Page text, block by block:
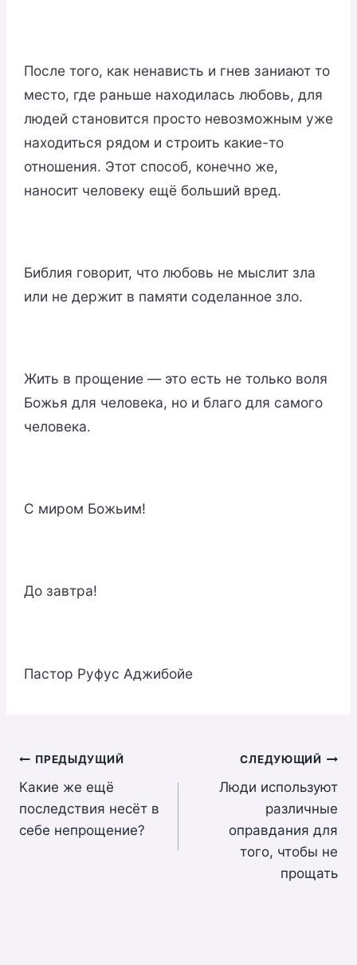
После того, как ненависть и гнев заниают то
место, где раньше находилась любовь, для
людей становится просто невозможным уже
находиться рядом и строить какие-то
отношения. Этот способ, конечно же,
наносит человеку ещё больший вред.
Библия говорит, что любовь не мыслит зла
или не держит в памяти соделанное зло.
Жить в прощение — это есть не только воля
Божья для человека, но и благо для самого
человека.
С миром Божьим!
До завтра!
Пастор Руфус Аджибойе
Навигация
по
записям
ПРЕДЫДУЩИЙ
Какие же ещё
последствия несёт в
себе непрощение?
СЛЕДУЮЩИЙ
Люди используют
различные
оправдания для
того, чтобы не
прощать